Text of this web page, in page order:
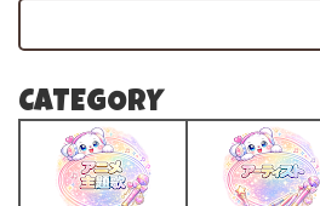
CATEGORY